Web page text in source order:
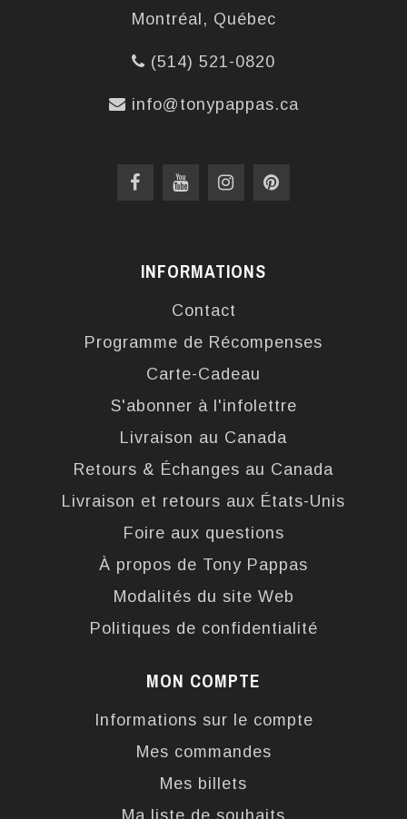
Montréal, Québec
(514) 521-0820
info@tonypappas.ca
INFORMATIONS
Contact
Programme de Récompenses
Carte-Cadeau
S'abonner à l'infolettre
Livraison au Canada
Retours & Échanges au Canada
Livraison et retours aux États-Unis
Foire aux questions
À propos de Tony Pappas
Modalités du site Web
Politiques de confidentialité
MON COMPTE
Informations sur le compte
Mes commandes
Mes billets
Ma liste de souhaits